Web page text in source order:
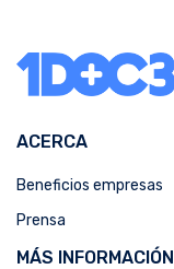
ACERCA
Beneficios empresas
Prensa
MÁS INFORMACIÓN